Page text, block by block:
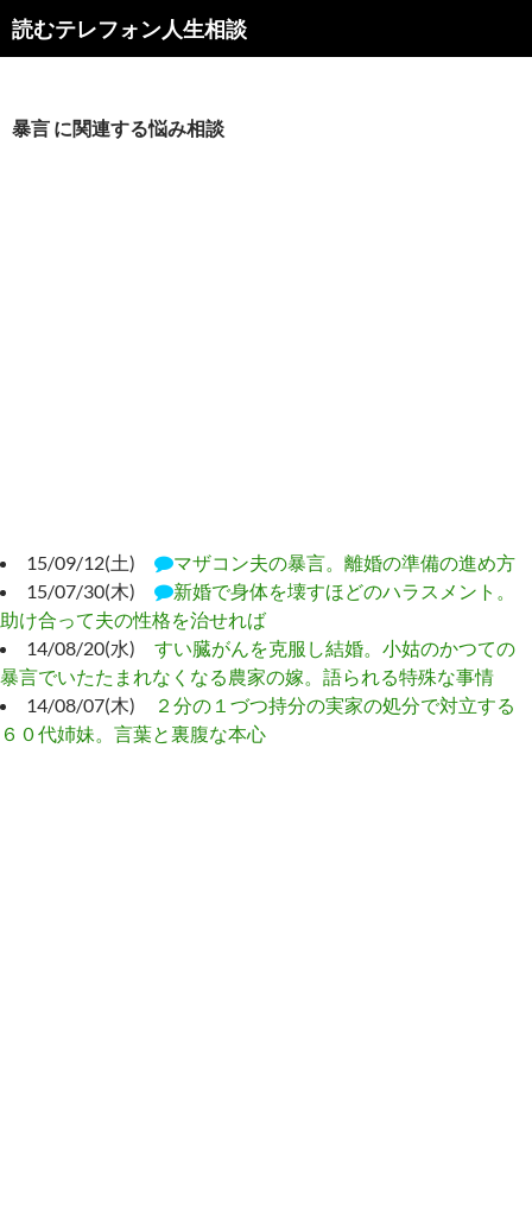
読むテレフォン人生相談
暴言 に関連する悩み相談
15/09/12(土)
マザコン夫の暴言。離婚の準備の進め方
15/07/30(木)
新婚で身体を壊すほどのハラスメント。
助け合って夫の性格を治せれば
14/08/20(水) すい臓がんを克服し結婚。小姑のかつての
暴言でいたたまれなくなる農家の嫁。語られる特殊な事情
14/08/07(木)
２分の１づつ持分の実家の処分で対立する
６０代姉妹。言葉と裏腹な本心